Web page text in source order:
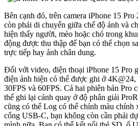
Bên cạnh đó, trên camera iPhone 15
còn phải di chuyển giữa chế độ ảnh và
hiện thấy người, mèo hoặc chó trong
động được thu thập để bạn có thể chọn
trực tiếp hay ảnh chân dung.
Đối với video, điện thoại iPhone 15 Pro
điện ảnh hiện có thể được ghi ở 4K@24,
30FPS và 60FPS. Cả hai phiên bản Pro
thể ghi lại cảnh quay ở độ phân giải
cũng có thể Log có thể chỉnh màu
cổng USB-C, bạn không còn cần phải